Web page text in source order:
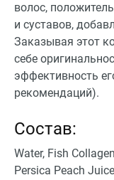
волос,
и суставов,
Заказывая этот
себе
эффективность
рекомендаций).
Состав:
Water, Fish
Persica Peach